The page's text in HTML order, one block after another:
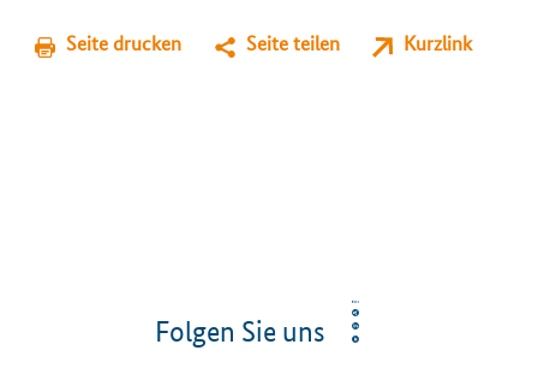
Seite drucken Seite teilen Kurzlink
Folgen Sie uns